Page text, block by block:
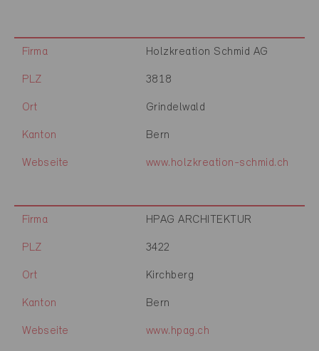
Firma Holzkreation Schmid AG
PLZ 3818
Ort Grindelwald
Kanton Bern
Webseite www.holzkreation-schmid.ch
Firma HPAG ARCHITEKTUR
PLZ 3422
Ort Kirchberg
Kanton Bern
Webseite www.hpag.ch